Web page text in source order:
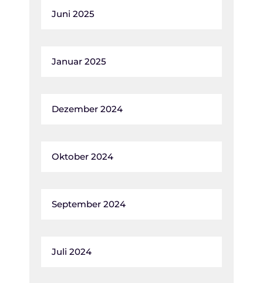
Juni 2025
Januar 2025
Dezember 2024
Oktober 2024
September 2024
Juli 2024